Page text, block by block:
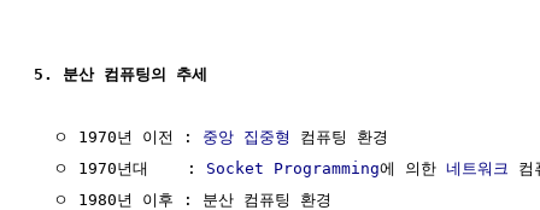
5. 분산 컴퓨팅의 추세
  ㅇ 1970년 이전 :
중앙 집중형
컴퓨팅 환경
  ㅇ 1970년대    :
Socket Programming에 의한 네트워크
컴
  ㅇ 1980년 이후 : 분산 컴퓨팅 환경